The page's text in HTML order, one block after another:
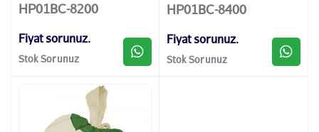
HP01BC-8200
Fiyat sorunuz.
Stok Sorunuz
HP01BC-8400
Fiyat sorunuz.
Stok Sorunuz